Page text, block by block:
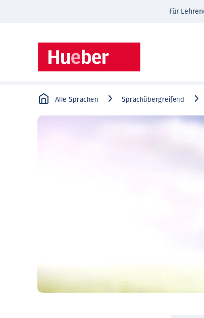
Für
Alle Sprachen Sprachübergreifend